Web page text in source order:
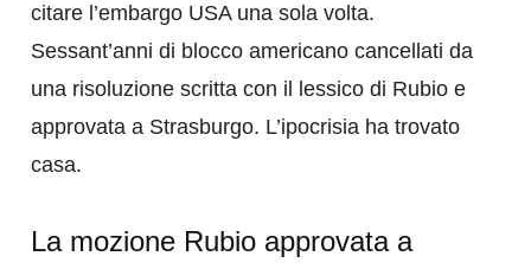
citare l’embargo USA una sola volta.
Sessant’anni di blocco americano cancellati da
una risoluzione scritta con il lessico di Rubio e
approvata a Strasburgo. L’ipocrisia ha trovato
casa.
La mozione Rubio approvata a